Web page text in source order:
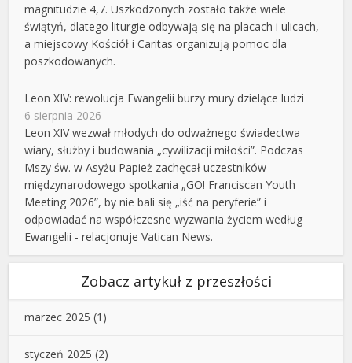
magnitudzie 4,7. Uszkodzonych zostało także wiele
świątyń, dlatego liturgie odbywają się na placach i ulicach,
a miejscowy Kościół i Caritas organizują pomoc dla
poszkodowanych.
Leon XIV: rewolucja Ewangelii burzy mury dzielące ludzi
6 sierpnia 2026
Leon XIV wezwał młodych do odważnego świadectwa
wiary, służby i budowania „cywilizacji miłości”. Podczas
Mszy św. w Asyżu Papież zachęcał uczestników
międzynarodowego spotkania „GO! Franciscan Youth
Meeting 2026”, by nie bali się „iść na peryferie” i
odpowiadać na współczesne wyzwania życiem według
Ewangelii - relacjonuje Vatican News.
Zobacz artykuł z przeszłości
marzec 2025 (1)
styczeń 2025 (2)